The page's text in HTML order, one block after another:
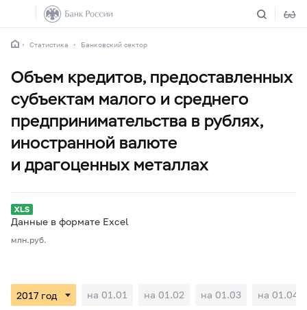
Статистика Банковский сектор
Объем кредитов, предоставленных
субъектам малого и среднего
предпринимательства в рублях,
иностранной валюте
и драгоценных металлах
Данные в формате Excel
млн.руб.
на 01.01 на 01.02 на 01.03 на 01.04